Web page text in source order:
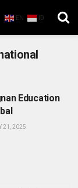
EN ID
Education
21, 2025